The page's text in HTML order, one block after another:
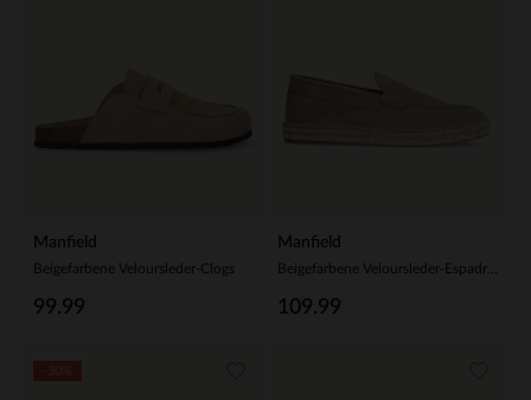
Manfield
Beigefarbene Veloursleder-Clogs
99.99
Manfield
Beigefarbene Veloursleder-Espadrilles
109.99